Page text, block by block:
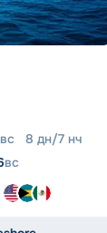
вс 8 дн/7 нч
вс